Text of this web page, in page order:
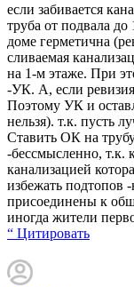
если забивается
труба от подвала
доме герметична
сливаемая
на 1-м этаже. При
-УК. А, если ревизия
Поэтому УК и
нельзя). т.к. пусть
Ставить ОК на
-бессмысленно, т.к.
канализацией
избежать подтопов
присоединены к
иногда жители
“ Цитировать